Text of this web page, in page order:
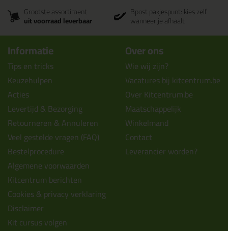
Grootste assortiment
uit voorraad leverbaar
Bpost pakjespunt: kies zelf
wanneer je afhaalt
Informatie
Tips en tricks
Keuzehulpen
Acties
Levertijd & Bezorging
Retourneren & Annuleren
Veel gestelde vragen (FAQ)
Bestelprocedure
Algemene voorwaarden
Kitcentrum berichten
Cookies & privacy verklaring
Disclaimer
Kit cursus volgen
Over ons
Wie wij zijn?
Vacatures bij kitcentrum.be
Over Kitcentrum.be
Maatschappelijk
Winkelmand
Contact
Leverancier worden?